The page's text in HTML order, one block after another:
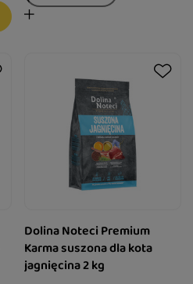
Dolina Noteci Premium
Karma suszona dla kota
jagnięcina 2 kg